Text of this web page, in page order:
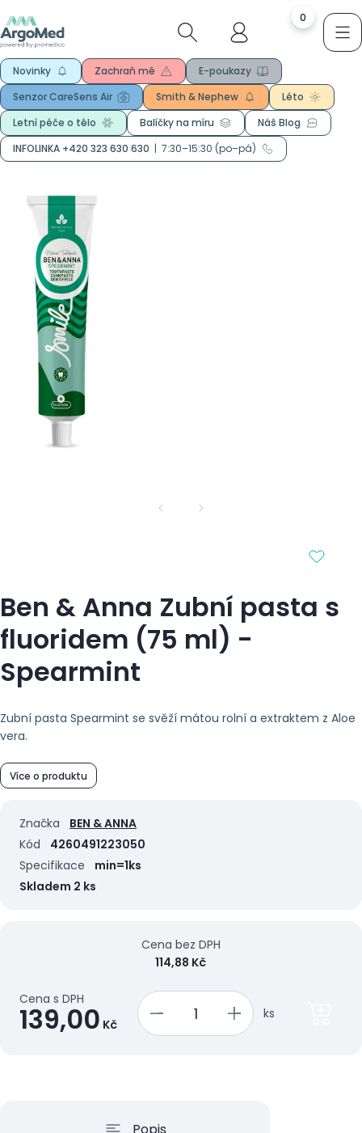
0
Novinky Zachraň mě
E-poukazy
Senzor CareSens Air
Smith & Nephew
Léto
Letní péče o tělo
Balíčky na míru
Náš Blog
INFOLINKA +420 323 630 630 | 7:30–15:30 (po–pá)
Ben & Anna Zubní pasta s
fluoridem (75 ml) -
Spearmint
Zubní pasta Spearmint se svěží mátou rolní a extraktem z Aloe
vera.
Více o produktu
Značka
BEN & ANNA
Kód
4260491223050
Specifikace
min=1ks
Skladem 2 ks
Cena s DPH
139,00 Kč
Cena bez DPH
114,88 Kč
ks